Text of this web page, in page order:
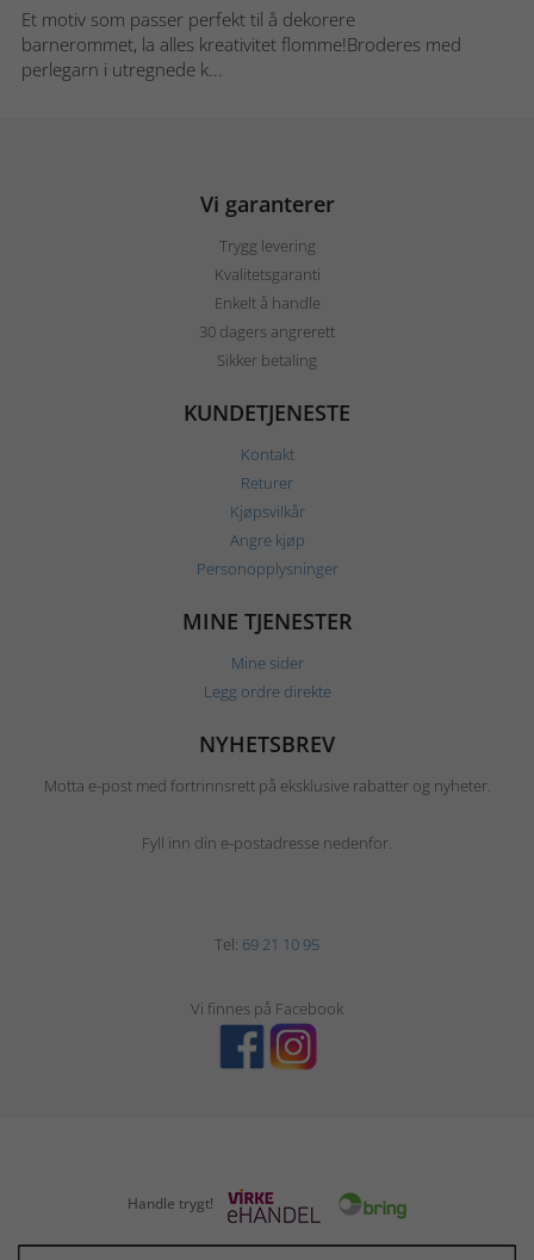
Et motiv som passer perfekt til å dekorere
barnerommet, la alles kreativitet flomme!Broderes med
perlegarn i utregnede k...
Vi garanterer
Trygg levering
Kvalitetsgaranti
Enkelt å handle
30 dagers angrerett
Sikker betaling
KUNDETJENESTE
Kontakt
Returer
Kjøpsvilkår
Angre kjøp
Personopplysninger
MINE TJENESTER
Mine sider
Legg ordre direkte
NYHETSBREV
Motta e-post med fortrinnsrett på eksklusive rabatter og nyheter.
Fyll inn din e-postadresse nedenfor.
Tel: 69 21 10 95
Vi finnes på Facebook
Handle trygt!